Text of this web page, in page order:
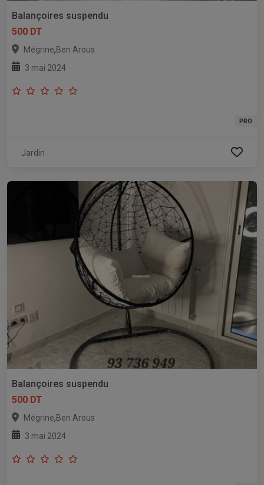
Balançoires suspendu
500 DT
Mégrine,Ben Arous
3 mai 2024
PRO
Jardin
Balançoires suspendu
500 DT
Mégrine,Ben Arous
3 mai 2024